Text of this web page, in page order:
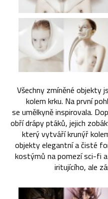
Všechny zmíněné objekty
kolem krku. Na první
se umělkyně inspirovala.
obří drápy ptáků, jejich
který vytváří krunýř
objekty elegantní a čisté
kostýmů na pomezí sci-fi a
iritujícího, ale